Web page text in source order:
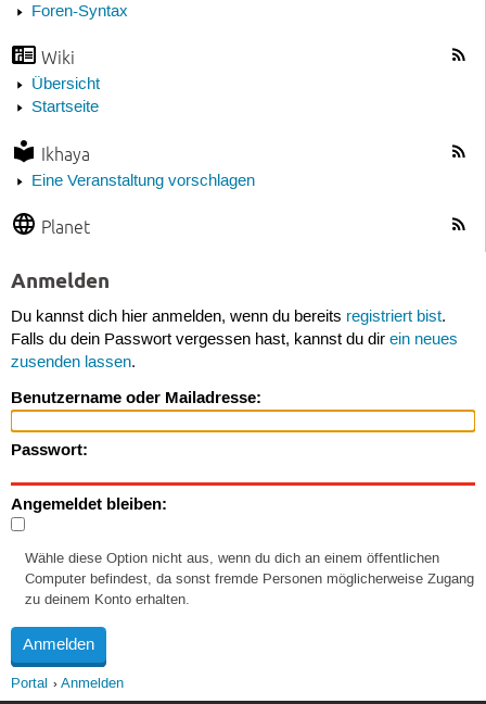
Foren-Syntax
Wiki
Übersicht
Startseite
Ikhaya
Eine Veranstaltung vorschlagen
Planet
Anmelden
Du kannst dich hier anmelden, wenn du bereits registriert bist.
Falls du dein Passwort vergessen hast, kannst du dir ein neues
zusenden lassen.
Benutzername oder Mailadresse:
Passwort:
Angemeldet bleiben:
Wähle diese Option nicht aus, wenn du dich an einem öffentlichen
Computer befindest, da sonst fremde Personen möglicherweise Zugang
zu deinem Konto erhalten.
Portal Anmelden